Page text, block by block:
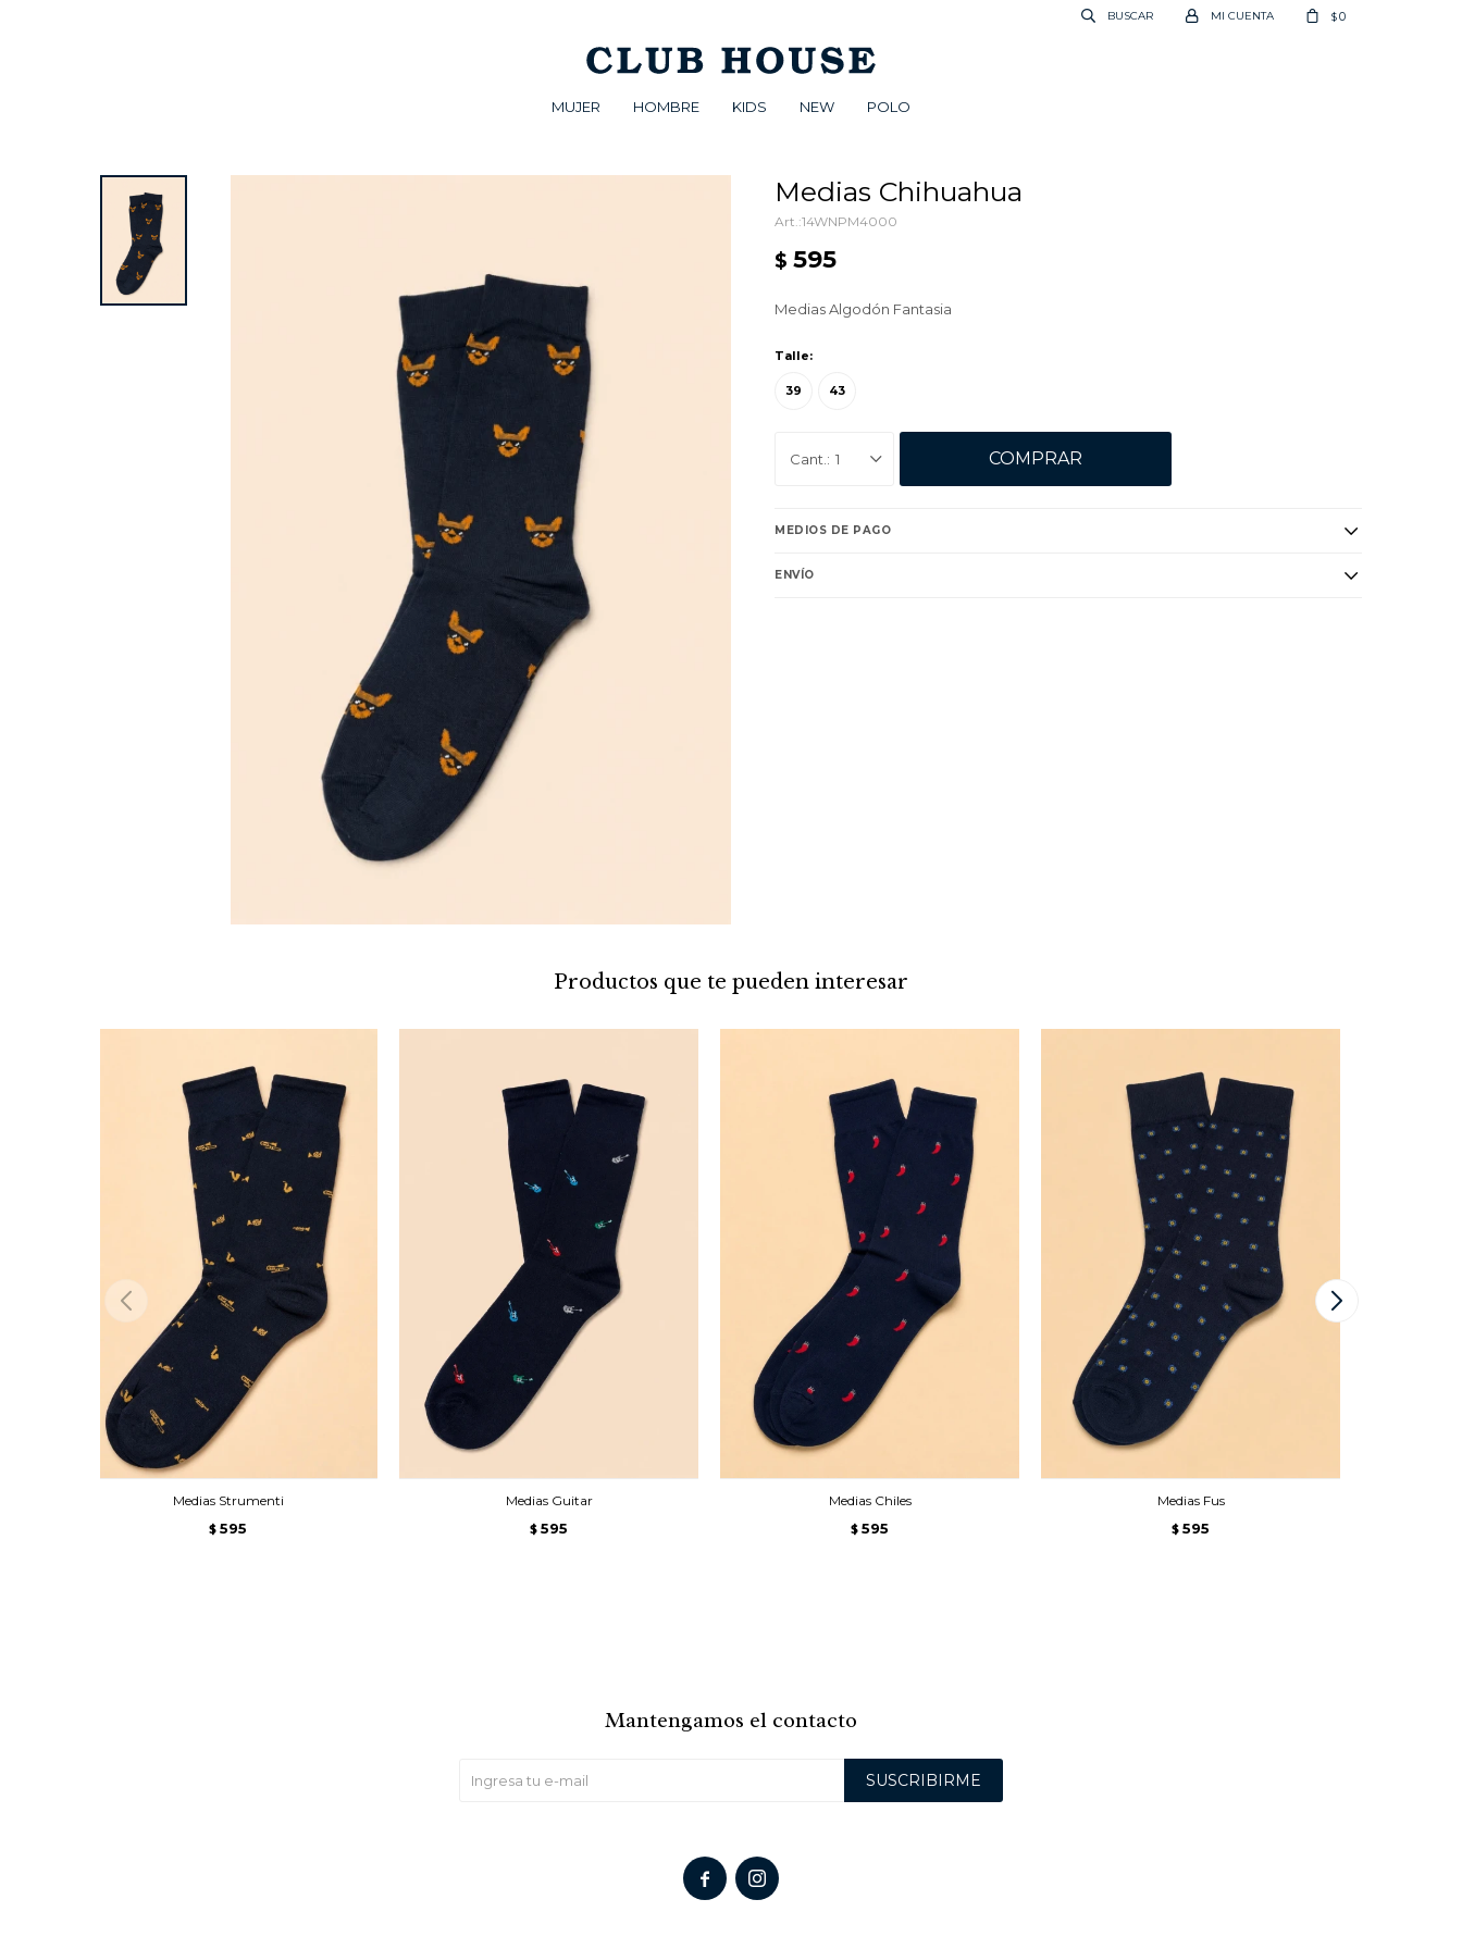
MUJER HOMBRE KIDS NEW POLO
$0
Medias Chihuahua
14WNPM4000
$ 595
Medias Algodón Fantasia
Talle:
39 43
1 COMPRAR
MEDIOS DE PAGO
ENVÍO
Productos que te pueden interesar
Medias Strumenti
$ 595
Medias Guitar
$ 595
Medias Chiles
$ 595
Medias Fus
$ 595
Mantengamos el contacto
SUSCRIBIRME
 